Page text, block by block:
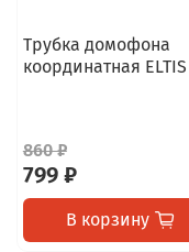
Трубка домофона
координатная
860 ₽
799 ₽
В корзину